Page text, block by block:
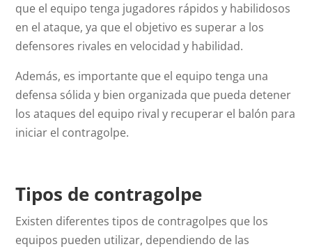
que el equipo tenga jugadores rápidos y habilidosos
en el ataque, ya que el objetivo es superar a los
defensores rivales en velocidad y habilidad.
Además, es importante que el equipo tenga una
defensa sólida y bien organizada que pueda detener
los ataques del equipo rival y recuperar el balón para
iniciar el contragolpe.
Tipos de contragolpe
Existen diferentes tipos de contragolpes que los
equipos pueden utilizar, dependiendo de las